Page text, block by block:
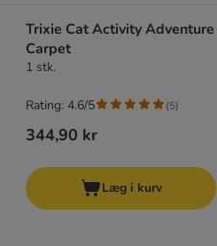
Trixie Cat Activity Adventure
Carpet
1 stk.
344,90 kr
Rating: 4.6/5 (5)
Læg i kurv